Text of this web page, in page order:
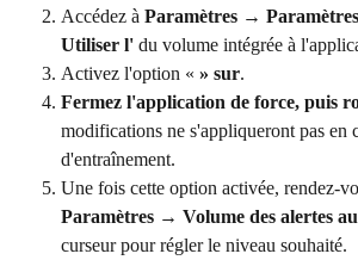
Accédez à Paramètres →
Utiliser l' du volume intégrée à
Activez l'option « » sur.
Fermez l'application de force, puis
modifications ne s'appliqueront pas en
d'entraînement.
Une fois cette option activée, rendez-
Paramètres → Volume des alertes
curseur pour régler le niveau souhaité.